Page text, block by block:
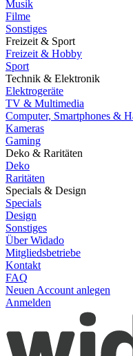
Musik
Filme
Sonstiges
Freizeit & Sport
Freizeit & Hobby
Sport
Technik & Elektronik
Elektrogeräte
TV & Multimedia
Computer, Smartphones &
Kameras
Gaming
Deko & Raritäten
Deko
Raritäten
Specials & Design
Specials
Design
Sonstiges
Über Widado
Mitgliedsbetriebe
Kontakt
FAQ
Neuen Account anlegen
Anmelden